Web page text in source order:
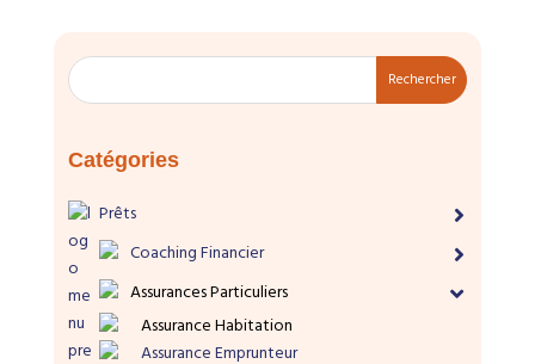
Rechercher
Catégories
Prêts
Coaching Financier
Assurances Particuliers
Assurance Habitation
Assurance Emprunteur